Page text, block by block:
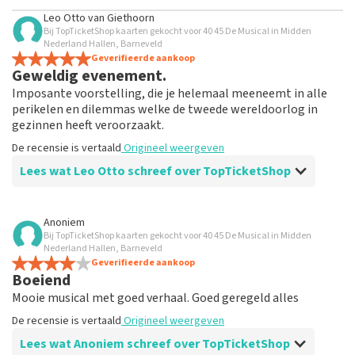
Leo Otto van Giethoorn
Bij TopTicketShop kaarten gekocht voor 40 45 De Musical in Midden
Nederland Hallen, Barneveld
Geverifieerde aankoop
Geweldig evenement.
Imposante voorstelling, die je helemaal meeneemt in alle
perikelen en dilemmas welke de tweede wereldoorlog in
gezinnen heeft veroorzaakt.
De recensie is vertaald Origineel weergeven
Lees wat Leo Otto schreef over TopTicketShop
Beoordeling van Leo Otto over
Prima
De recensie is vertaaldOrigineel weergeven
Anoniem
Bij TopTicketShop kaarten gekocht voor 40 45 De Musical in Midden
Nederland Hallen, Barneveld
Geverifieerde aankoop
Boeiend
Mooie musical met goed verhaal. Goed geregeld alles
De recensie is vertaald Origineel weergeven
Lees wat Anoniem schreef over TopTicketShop